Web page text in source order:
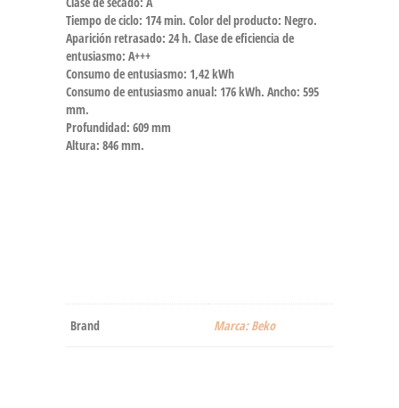
Tiempo de ciclo: 174 min. Color del producto: Negro.
Aparición retrasado: 24 h. Clase de eficiencia de
entusiasmo: A+++
Consumo de entusiasmo: 1,42 kWh
Consumo de entusiasmo anual: 176 kWh. Ancho: 595
mm.
Profundidad: 609 mm
Altura: 846 mm.
Brand Marca: Beko